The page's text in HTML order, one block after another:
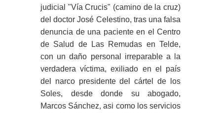
judicial "Vía Crucis" (camino de la cruz)
del doctor José Celestino, tras una falsa
denuncia de una paciente en el Centro
de Salud de Las Remudas en Telde,
con un daño personal irreparable a la
verdadera víctima, exiliado en el país
del narco presidente del cártel de los
Soles, desde donde su abogado,
Marcos Sánchez, asi como los servicios